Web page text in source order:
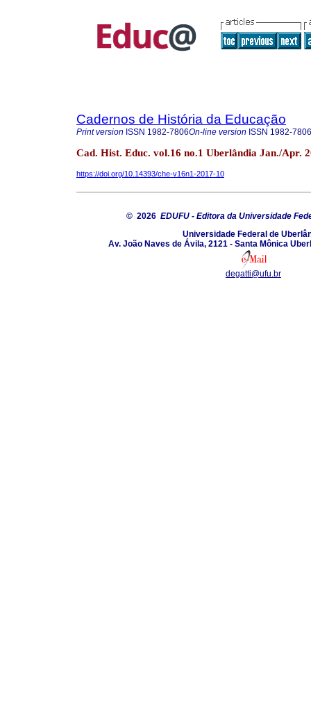
Cadernos de História da Educação
Print version ISSN 1982-7806On-line version ISSN 1982-7806
Cad. Hist. Educ. vol.16 no.1 Uberlândia Jan./Apr.
https://doi.org/10.14393/che-v16n1-2017-10
© 2026 EDUFU - Editora da Universidade
Universidade Federal de
Av. João Naves de Ávila, 2121 - Santa Mônica
degatti@ufu.br